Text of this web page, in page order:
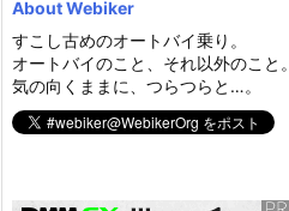
About Webiker
すこし古めのオートバイ乗り。
オートバイのこと、それ以外のこと。
気の向くままに、つらつらと…。